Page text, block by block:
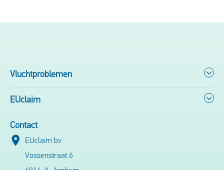
Vluchtproblemen
EUclaim
Contact
EUclaim bv
Vossenstraat 6